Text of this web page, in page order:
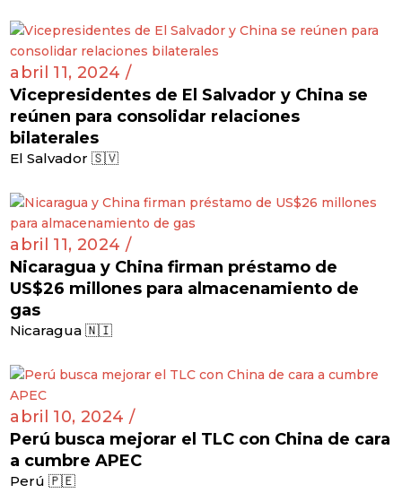
abril 11, 2024 /
Vicepresidentes de El Salvador y China se
reúnen para consolidar relaciones
bilaterales
El Salvador 🇸🇻
abril 11, 2024 /
Nicaragua y China firman préstamo de
US$26 millones para almacenamiento de
gas
Nicaragua 🇳🇮
abril 10, 2024 /
Perú busca mejorar el TLC con China de cara
a cumbre APEC
Perú 🇵🇪